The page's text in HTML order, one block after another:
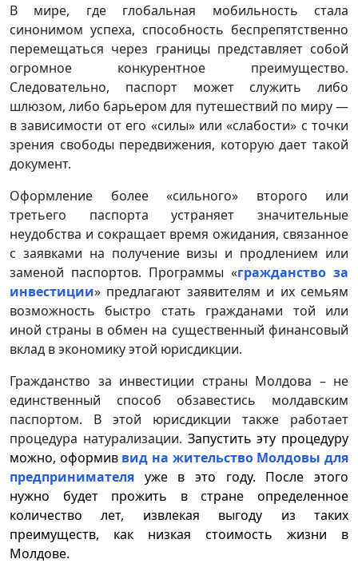
В мире, где глобальная мобильность стала
синонимом успеха, способность беспрепятственно
перемещаться через границы представляет собой
огромное конкурентное преимущество.
Следовательно, паспорт может служить либо
шлюзом, либо барьером для путешествий по миру —
в зависимости от его «силы» или «слабости» с точки
зрения свободы передвижения, которую дает такой
документ.
Оформление более «сильного» второго или
третьего паспорта устраняет значительные
неудобства и сокращает время ожидания, связанное
с заявками на получение визы и продлением или
заменой паспортов. Программы «гражданство за
инвестиции» предлагают заявителям и их семьям
возможность быстро стать гражданами той или
иной страны в обмен на существенный финансовый
вклад в экономику этой юрисдикции.
Гражданство за инвестиции страны Молдова – не
единственный способ обзавестись молдавским
паспортом. В этой юрисдикции также работает
процедура натурализации. Запустить эту процедуру
можно, оформив вид на жительство Молдовы для
предпринимателя уже в это году. После этого
нужно будет прожить в стране определенное
количество лет, извлекая выгоду из таких
преимуществ, как низкая стоимость жизни в
Молдове.